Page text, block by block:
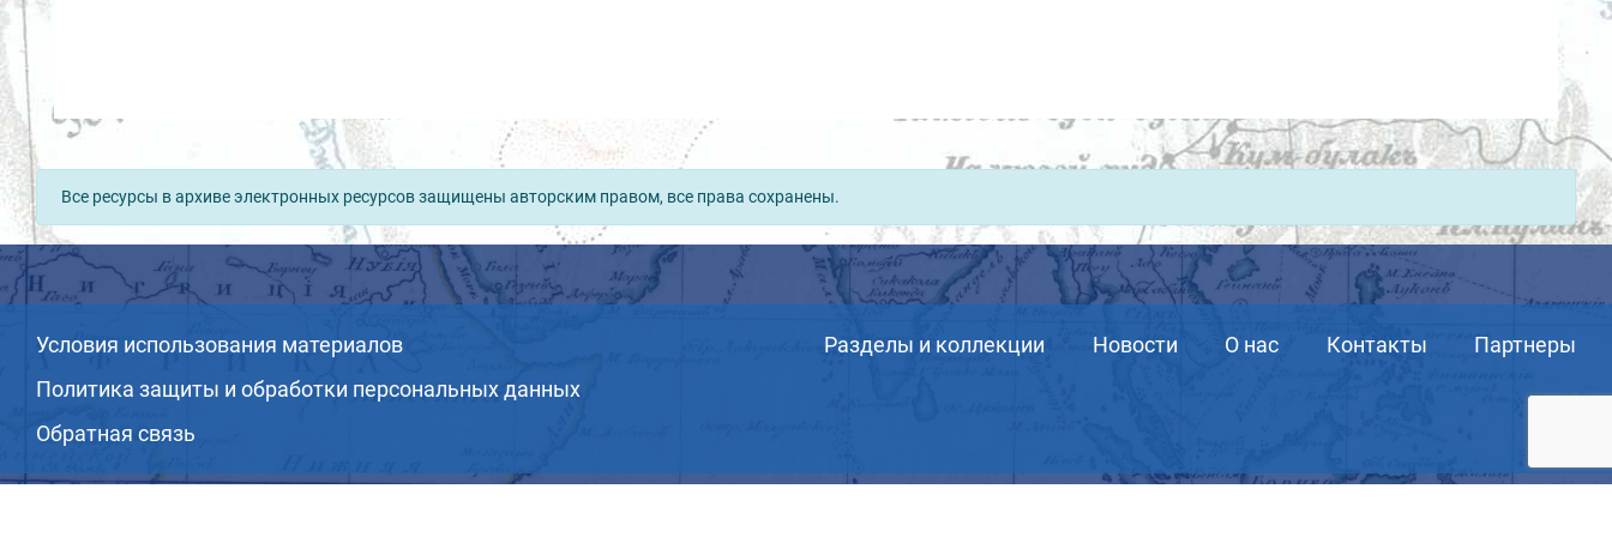
Все ресурсы в архиве электронных ресурсов защищены авторским правом, все права сохранены.
Условия использования материалов
Политика защиты и обработки персональных данных
Обратная связь
Разделы и коллекции Новости О нас Контакты Партнеры